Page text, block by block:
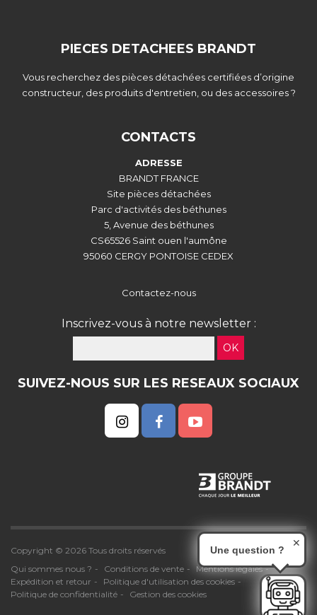
PIECES DETACHEES BRANDT
Vous recherchez des pièces détachées certifiées d’origine
constructeur, des produits d'entretien, ou des accessoires ?
CONTACTS
ADRESSE
BRANDT FRANCE
Site pièces détachées
Parc d'activités des béthunes
5, Avenue des béthunes
CS65526 Saint ouen l'aumône
95060 CERGY PONTOISE CEDEX
Contactez-nous
Inscrivez-vous à notre newsletter :
OK
SUIVEZ-NOUS SUR LES RESEAUX SOCIAUX
Copyright © 2026 Tous droits réservés
Qui sommes nous ?
Conditions de vente
Mentions légales
Expédition et retour
Politique d'utilisation des cookies
Politique de confidentialité
Gestion des cookies
Une question ?
✕